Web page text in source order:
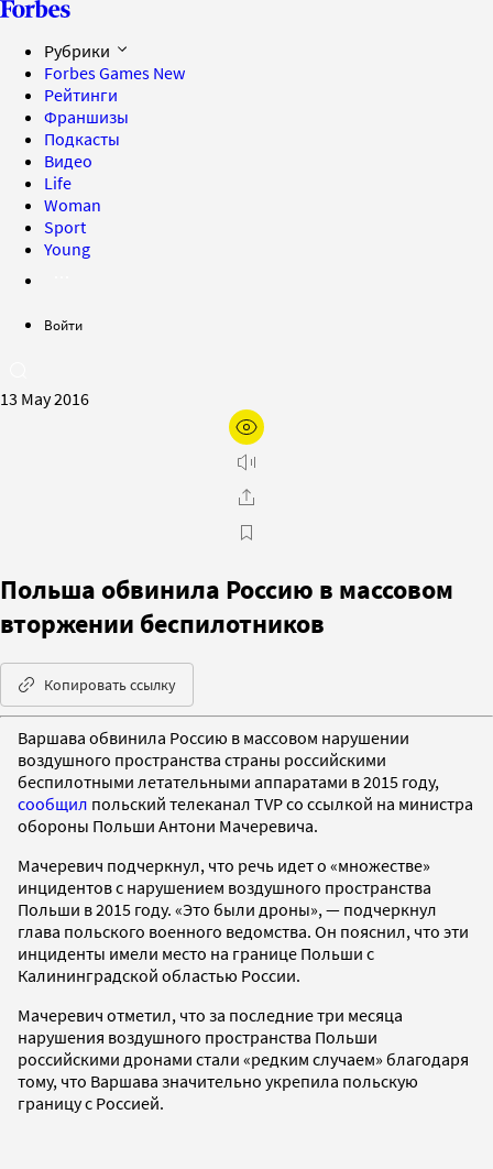
Рубрики
Forbes Games New
Рейтинги
Франшизы
Подкасты
Видео
Life
Woman
Sport
Young
Войти
13 May 2016
Польша обвинила Россию в массовом
вторжении беспилотников
Копировать ссылку
Варшава обвинила Россию в массовом нарушении
воздушного пространства страны российскими
беспилотными летательными аппаратами в 2015 году,
сообщил польский телеканал TVP со ссылкой на министра
обороны Польши Антони Мачеревича.
Мачеревич подчеркнул, что речь идет о «множестве»
инцидентов с нарушением воздушного пространства
Польши в 2015 году. «Это были дроны», — подчеркнул
глава польского военного ведомства. Он пояснил, что эти
инциденты имели место на границе Польши с
Калининградской областью России.
Мачеревич отметил, что за последние три месяца
нарушения воздушного пространства Польши
российскими дронами стали «редким случаем» благодаря
тому, что Варшава значительно укрепила польскую
границу с Россией.